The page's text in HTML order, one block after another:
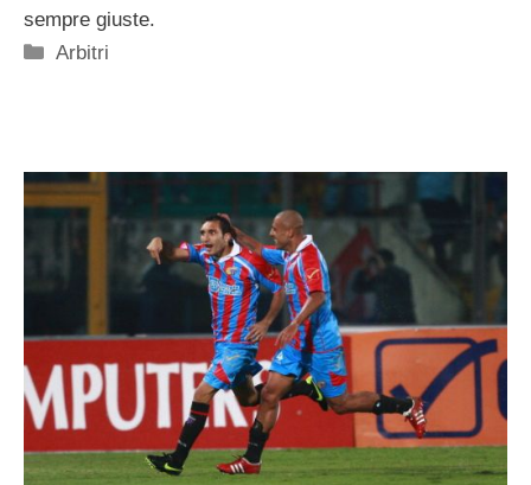
sempre giuste.
Categorie
Arbitri